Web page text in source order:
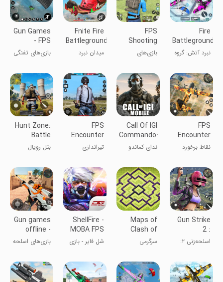
Fire
Battleground
Squad:
Guns
نبرد آتش: گروه
FPS
Shooting
Gun Games
Offline
بازی‌های
آفلاین
Fnite Fire
Battleground:
Guns
میدان نبرد
اسلحه‌ها
Gun Games
- FPS
Shooting
Game
بازی‌های تفنگی
آفلاین
FPS
Encounter
Strike: Gun
Game
نقاط برخورد
تفنگی
Call Of IGI
Commando:
Mob Duty
ندای کماندو
وظیفه مافیا
FPS
Encounter
Strike
Offline
تیراندازی
افلاین
Hunt Zone:
Battle
Royale
Arena
بتل رویال
Gun Strike
2 :
Commando
Secret
FPS Game
اسلحه‌زنی ۲:
کماندو - بازی
FPS
Maps of
Clash of
Clans
سرگرمی
ShellFire -
MOBA FPS
شل فایر - بازی
Gun games
offline -
Survival
بازی‌های اسلحه